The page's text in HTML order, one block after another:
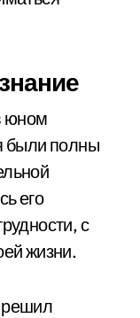
юном
были полны
его
с
жизни.
решил